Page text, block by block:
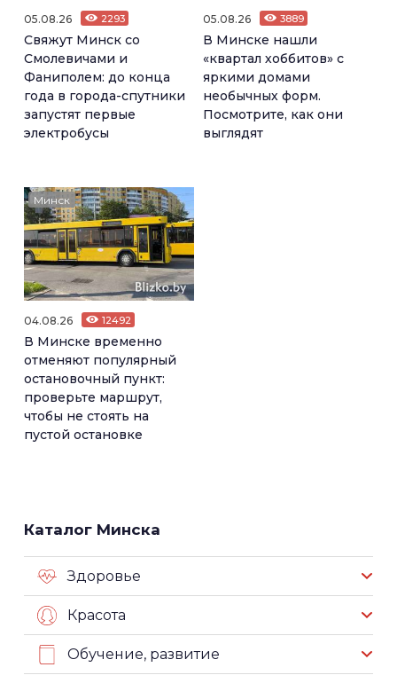
05.08.26 2293
Свяжут Минск со
Смолевичами и
Фаниполем: до конца
года в города-спутники
запустят первые
электробусы
05.08.26 3889
В Минске нашли
«квартал хоббитов» с
яркими домами
необычных форм.
Посмотрите, как они
выглядят
Минск
04.08.26 12492
В Минске временно
отменяют популярный
остановочный пункт:
проверьте маршрут,
чтобы не стоять на
пустой остановке
Каталог Минска
Здоровье
Красота
Обучение, развитие